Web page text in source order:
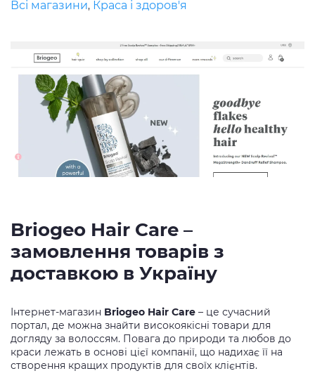
Всі магазини, Краса і здоров'я
Briogeo Hair Care –
замовлення товарів з
доставкою в Україну
Інтернет-магазин Briogeo Hair Care – це сучасний
портал, де можна знайти високоякісні товари для
догляду за волоссям. Повага до природи та любов до
краси лежать в основі цієї компанії, що надихає її на
створення кращих продуктів для своїх клієнтів.